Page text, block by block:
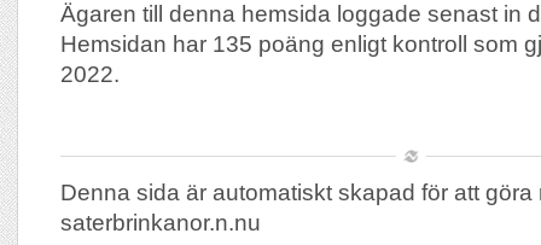
Ägaren till denna hemsida loggade senast in
Hemsidan har 135 poäng enligt kontroll som
2022.
Denna sida är automatiskt skapad för att göra
saterbrinkanor.n.nu